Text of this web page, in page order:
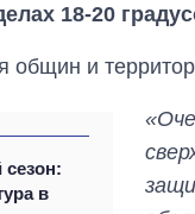
18-20
общин и
в